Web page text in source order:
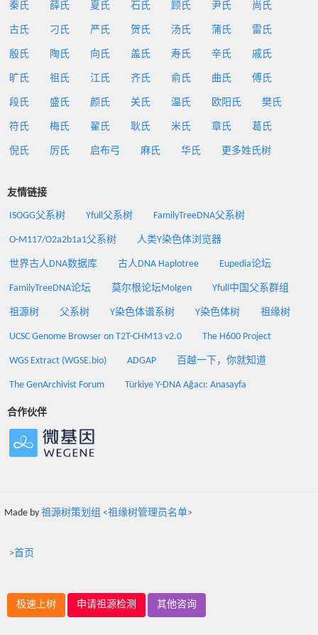
秦氏 薛氏 夏氏 石氏 顾氏 尹氏 尚氏
古氏 刁氏 严氏 贺氏 汤氏 蒲氏 雷氏
殷氏 陶氏 向氏 盖氏 寿氏 辛氏 戚氏
旷氏 祖氏 江氏 齐氏 俞氏 曲氏 傅氏
段氏 盛氏 颜氏 关氏 温氏 欧阳氏 樊氏
符氏 梅氏 翟氏 耿氏 米氏 章氏 葛氏
倪氏 厉氏 启布弓 麻氏 华氏 更多姓氏树
友情链接
ISOGG父系树 Yfull父系树 FamilyTreeDNA父系树
O-M117/O2a2b1a1父系树 人类Y染色体浏览器
世界古人DNA数据库 古人DNA Haplotree Eupedia论坛
FamilyTreeDNA论坛 莫尔根论坛Molgen Yfull中国父系群组
祖源树 父系树 Y染色体谱系树 Y染色体树 祖缘树
UCSC Genome Browser on T2T-CHM13 v2.0 The H600 Project
WGS Extract (WGSE.bio) ADGAP 百越一下，你就知道
The GenArchivist Forum Türkiye Y-DNA Ağacı: Anasayfa
合作伙伴
Made by 祖源树策划组 <祖缘树管理员名单>
>首页
极速上树 申请祖源检测 其他咨询